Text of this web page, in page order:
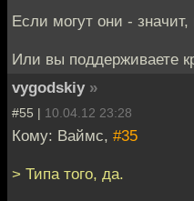
Если могут они -
Или вы поддерживаете
vygodskiy »
#55 | 10.04.12 23:28
Кому: Ваймс, #35
> Типа того, да.